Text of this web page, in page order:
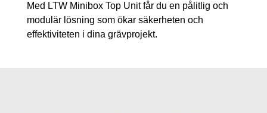
Med LTW Minibox Top Unit får du en pålitlig och
modulär lösning som ökar säkerheten och
effektiviteten i dina grävprojekt.